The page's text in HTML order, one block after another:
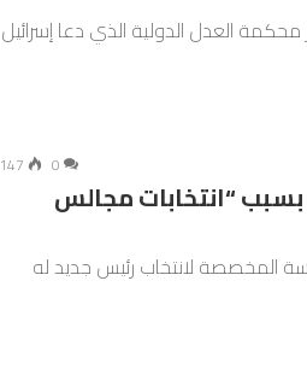
العدل الدولية الذي دعا إسرائيل
0
147
“انتخابات مجالس
المخصصة لانتخاب رئيس جديد له